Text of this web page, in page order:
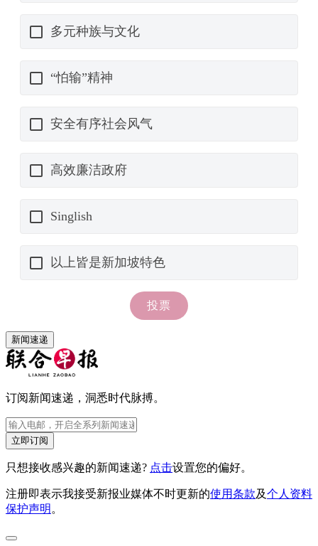
新闻速递
订阅新闻速递，洞悉时代脉搏。
立即订阅
只想接收感兴趣的新闻速递? 点击设置您的偏好。
注册即表示我接受新报业媒体不时更新的使用条款及个人资料
保护声明。